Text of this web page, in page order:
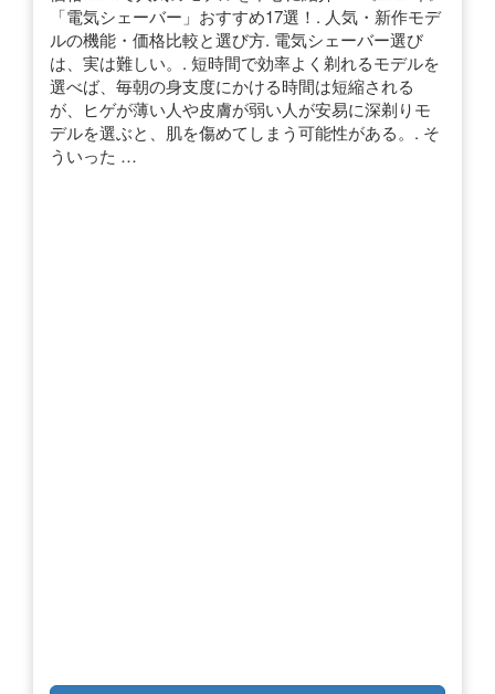
「電気シェーバー」おすすめ17選！. 人気・新作モデ
ルの機能・価格比較と選び方. 電気シェーバー選び
は、実は難しい。. 短時間で効率よく剃れるモデルを
選べば、毎朝の身支度にかける時間は短縮される
が、ヒゲが薄い人や皮膚が弱い人が安易に深剃りモ
デルを選ぶと、肌を傷めてしまう可能性がある。. そ
ういった …